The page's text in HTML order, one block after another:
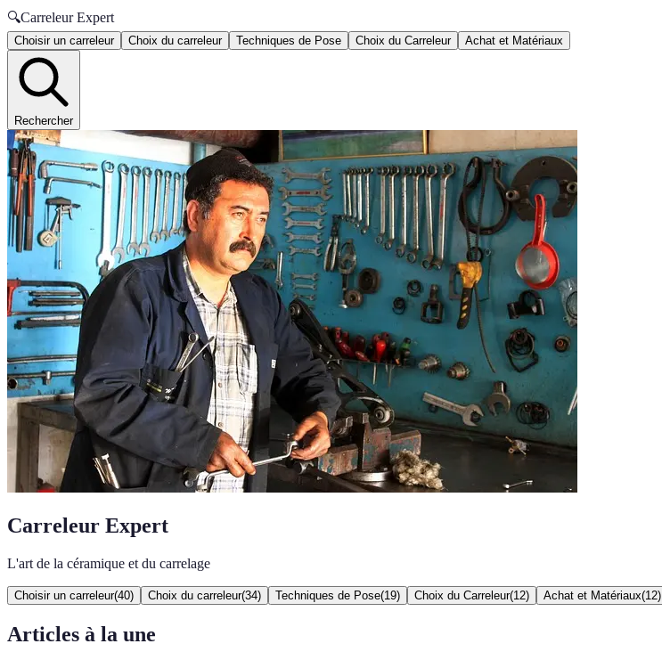
🔍Carreleur Expert
Choisir un carreleur Choix du carreleur Techniques de Pose Choix du Carreleur Achat et Matériaux
Rechercher
Carreleur Expert
L'art de la céramique et du carrelage
Choisir un carreleur(40) Choix du carreleur(34) Techniques de Pose(19) Choix du Carreleur(12) Achat et Matériaux(12)
Articles à la une